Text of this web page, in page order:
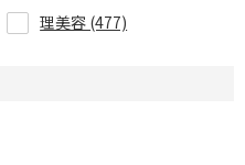
理美容 (477)